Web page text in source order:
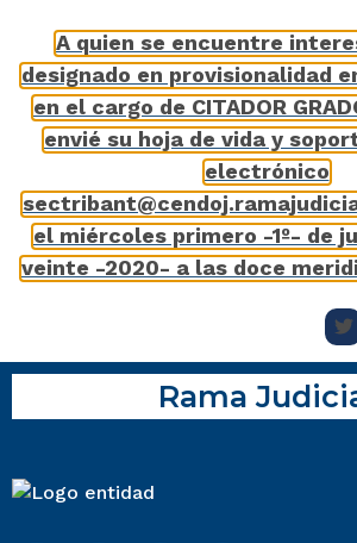
A quien se encuentre
designado en provisionalidad
en el cargo de CITADOR
envié su hoja de vida y
electrónico
el miércoles primero -1º- de
veinte -2020- a las doce
Rama